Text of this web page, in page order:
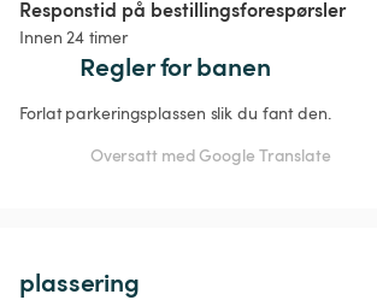
Responstid på bestillingsforespørsler
Innen 24 timer
Regler for banen
Forlat parkeringsplassen slik du fant den.
Oversatt med Google Translate
plassering